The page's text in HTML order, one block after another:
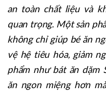
an toàn chất liệu và
quan trọng. Một sản
không chỉ giúp bé ăn
vệ hệ tiêu hóa, giảm
phẩm như bát ăn dặm
ăn ngon miệng hơn